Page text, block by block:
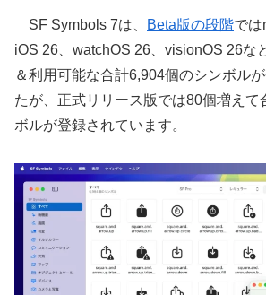
SF Symbols 7は、 Beta版の段階では
iOS 26、watchOS 26、visionOS 26な
＆利用可能な合計6,904個のシンボル
たが、正式リリース版では80個増えて
ボルが登録されています。